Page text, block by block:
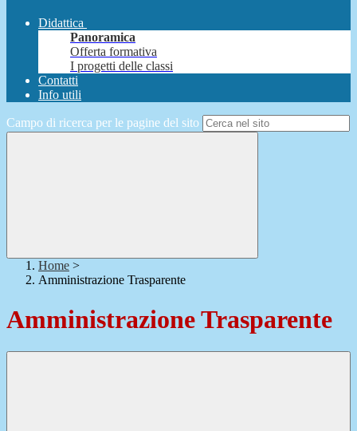
Didattica
Panoramica
Offerta formativa
I progetti delle classi
Contatti
Info utili
Campo di ricerca per le pagine del sito
Home >
Amministrazione Trasparente
Amministrazione Trasparente